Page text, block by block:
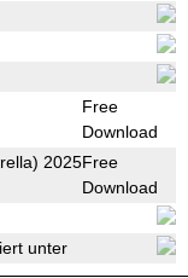
Free
Download
2025Free
Download
unter